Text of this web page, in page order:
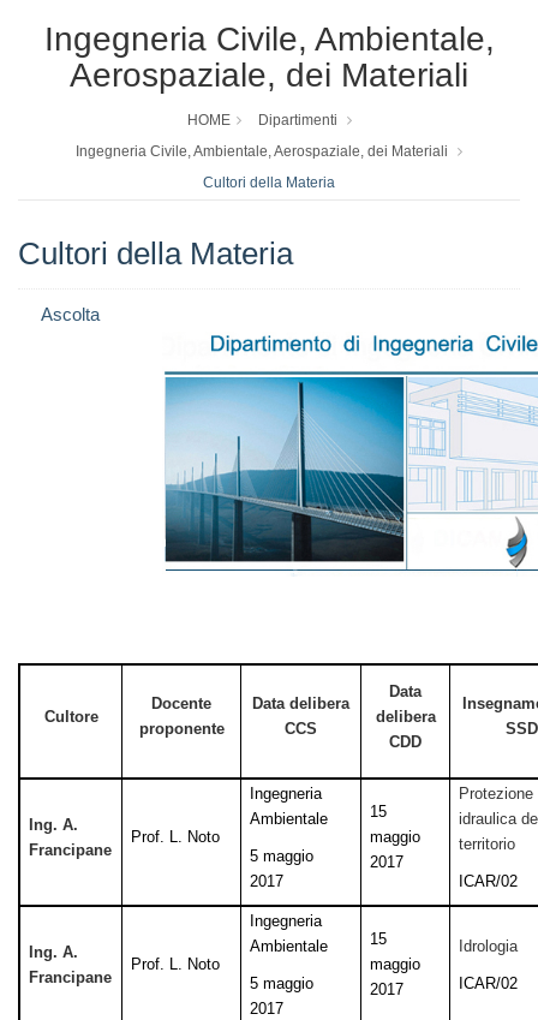
Ingegneria Civile, Ambientale,
Aerospaziale, dei Materiali
HOME
Dipartimenti
Ingegneria Civile, Ambientale, Aerospaziale, dei Materiali
Cultori della Materia
Cultori della Materia
Ascolta
Cultore
Docente
proponente
Data delibera
CCS
Data
delibera
CDD
SSD
Ing. A.
Francipane
Prof. L. Noto
Ingegneria
Ambientale
5 maggio
2017
15
maggio
2017
Protezione
idraulica
territorio
ICAR/02
Ing. A.
Francipane
Prof. L. Noto
Ingegneria
Ambientale
5 maggio
2017
15
maggio
2017
Idrologia
ICAR/02